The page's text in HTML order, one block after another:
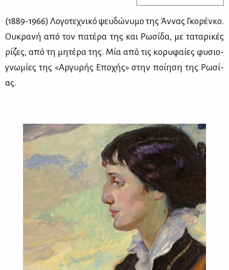
(1889-1966) Λο­γο­τε­χνι­κό ψευ­δώ­νυ­μο της Άν­νας Γκο­ρέν­κο.
Ου­κρα­νή από τον πα­τέ­ρα της και Ρω­σί­δα, με τα­τα­ρι­κές
ρί­ζες, από τη μη­τέ­ρα της. Μία από τις κο­ρυ­φαί­ες φυ­σιο­
γνω­μί­ες της «Αρ­γυ­ρής Επο­χής» στην ποί­η­ση της Ρω­σί­
ας.